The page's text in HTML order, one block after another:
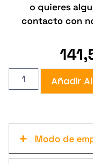
o quieres
contacto con
Añadir
Modo de